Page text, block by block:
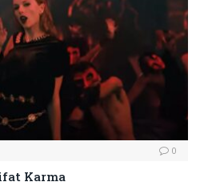
0
Karma